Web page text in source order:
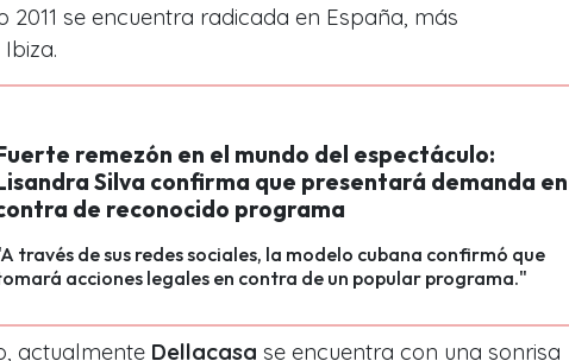
2011 se encuentra radicada en España, más
remezón en el mundo del espectáculo:
Silva confirma que presentará demanda en
de reconocido programa
través de sus redes sociales, la modelo cubana confirmó que
acciones legales en contra de un popular programa."
actualmente Dellacasa se encuentra con una sonrisa